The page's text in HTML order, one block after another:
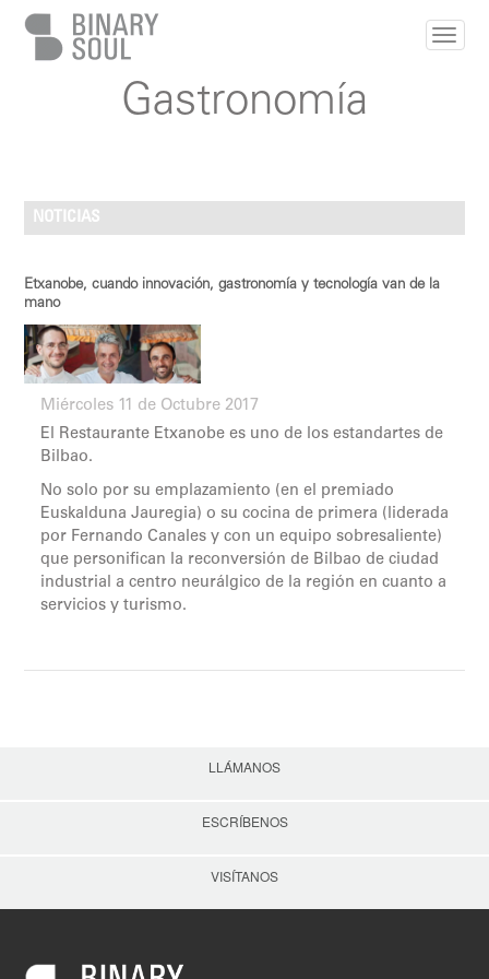
Pasar al contenido principalGastronomía
NOTICIAS
Etxanobe, cuando innovación, gastronomía y tecnología van de la
mano
Miércoles 11 de Octubre 2017
El Restaurante Etxanobe es uno de los estandartes de
Bilbao.
No solo por su emplazamiento (en el premiado
Euskalduna Jauregia) o su cocina de primera (liderada
por Fernando Canales y con un equipo sobresaliente)
que personifican la reconversión de Bilbao de ciudad
industrial a centro neurálgico de la región en cuanto a
servicios y turismo.
LLÁMANOS
ESCRÍBENOS
VISÍTANOS